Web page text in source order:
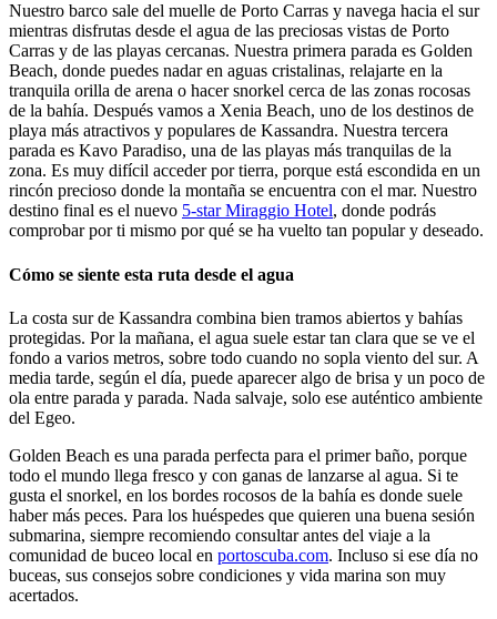
Nuestro barco sale del muelle de Porto Carras y navega hacia el sur
mientras disfrutas desde el agua de las preciosas vistas de Porto
Carras y de las playas cercanas. Nuestra primera parada es Golden
Beach, donde puedes nadar en aguas cristalinas, relajarte en la
tranquila orilla de arena o hacer snorkel cerca de las zonas rocosas
de la bahía. Después vamos a Xenia Beach, uno de los destinos de
playa más atractivos y populares de Kassandra. Nuestra tercera
parada es Kavo Paradiso, una de las playas más tranquilas de la
zona. Es muy difícil acceder por tierra, porque está escondida en un
rincón precioso donde la montaña se encuentra con el mar. Nuestro
destino final es el nuevo 5-star Miraggio Hotel, donde podrás
comprobar por ti mismo por qué se ha vuelto tan popular y deseado.
Cómo se siente esta ruta desde el agua
La costa sur de Kassandra combina bien tramos abiertos y bahías
protegidas. Por la mañana, el agua suele estar tan clara que se ve el
fondo a varios metros, sobre todo cuando no sopla viento del sur. A
media tarde, según el día, puede aparecer algo de brisa y un poco de
ola entre parada y parada. Nada salvaje, solo ese auténtico ambiente
del Egeo.
Golden Beach es una parada perfecta para el primer baño, porque
todo el mundo llega fresco y con ganas de lanzarse al agua. Si te
gusta el snorkel, en los bordes rocosos de la bahía es donde suele
haber más peces. Para los huéspedes que quieren una buena sesión
submarina, siempre recomiendo consultar antes del viaje a la
comunidad de buceo local en portoscuba.com. Incluso si ese día no
buceas, sus consejos sobre condiciones y vida marina son muy
acertados.